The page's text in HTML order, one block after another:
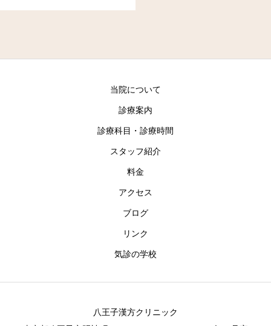
当院について
診療案内
診療科目・診療時間
スタッフ紹介
料金
アクセス
ブログ
リンク
気診の学校
八王子漢方クリニック